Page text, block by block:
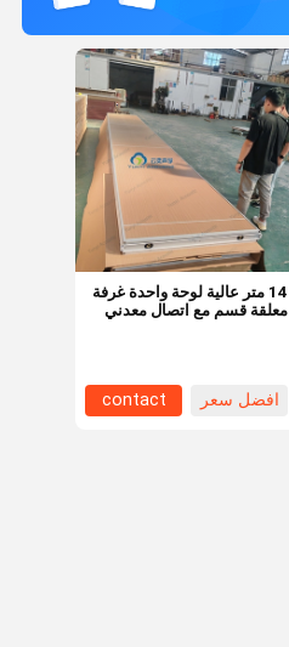
14 متر عالية لوحة واحدة غرفة
معلقة قسم مع اتصال معدني
افضل سعر contact